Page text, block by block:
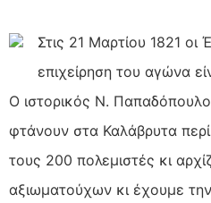
Στις 21 Μαρτίου 1821
επιχείρηση του αγώνα
Ο ιστορικός Ν.
φτάνουν στα Καλάβρυτα περί
τους 200 πολεμιστές κι
αξιωματούχων κι έχουμε